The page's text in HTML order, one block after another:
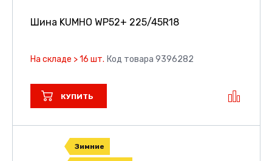
Шина KUMHO WP52+ 225/45R18
На складе > 16 шт. Код товара 9396282
КУПИТЬ
Зимние